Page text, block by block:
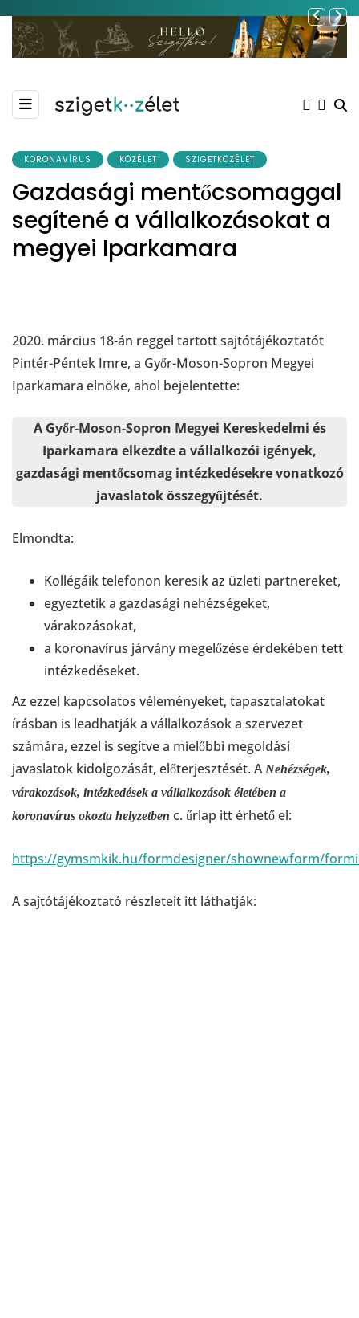
KORONAVÍRUS KÖZÉLET SZIGETKÖZÉLET
Gazdasági mentőcsomaggal
segítené a vállalkozásokat a
megyei Iparkamara
2020. március 18-án reggel tartott sajtótájékoztatót
Pintér-Péntek Imre, a Győr-Moson-Sopron Megyei
Iparkamara elnöke, ahol bejelentette:
A Győr-Moson-Sopron Megyei Kereskedelmi és
Iparkamara elkezdte a vállalkozói igények,
gazdasági mentőcsomag intézkedésekre vonatkozó
javaslatok összegyűjtését.
Elmondta:
Kollégáik telefonon keresik az üzleti partnereket,
egyeztetik a gazdasági nehézségeket,
várakozásokat,
a koronavírus járvány megelőzése érdekében tett
intézkedéseket.
Az ezzel kapcsolatos véleményeket, tapasztalatokat
írásban is leadhatják a vállalkozások a szervezet
számára, ezzel is segítve a mielőbbi megoldási
javaslatok kidolgozását, előterjesztését. A Nehézségek,
várakozások, intézkedések a vállalkozások életében a
koronavírus okozta helyzetben c. űrlap itt érhető el:
https://gymsmkik.hu/formdesigner/shownewform/
A sajtótájékoztató részleteit itt láthatják: